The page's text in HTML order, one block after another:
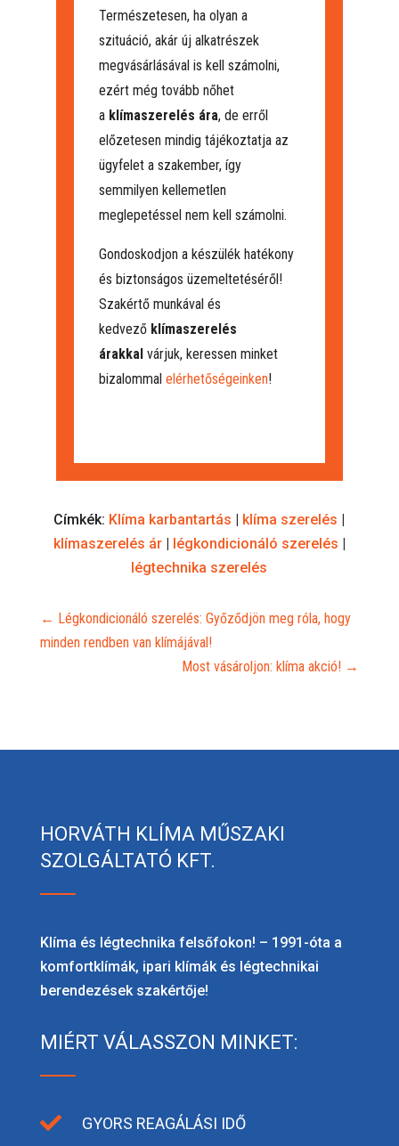
Természetesen, ha olyan a
szituáció, akár új alkatrészek
megvásárlásával is kell számolni,
ezért még tovább nőhet
a klímaszerelés ára, de erről
előzetesen mindig tájékoztatja az
ügyfelet a szakember, így
semmilyen kellemetlen
meglepetéssel nem kell számolni.
Gondoskodjon a készülék hatékony
és biztonságos üzemeltetéséről!
Szakértő munkával és
kedvező klímaszerelés
árakkalvárjuk, keressen minket
bizalommal elérhetőségeinken!
Címkék: Klíma karbantartás | klíma szerelés |
klímaszerelés ár| légkondicionáló szerelés |
légtechnika szerelés
← Légkondicionáló szerelés: Győződjön meg róla, hogy
minden rendben van klímájával!
Most vásároljon: klíma akció! →
HORVÁTH KLÍMA MŰSZAKI
SZOLGÁLTATÓ KFT.
Klíma és légtechnika felsőfokon! – 1991-óta a
komfortklímák, ipari klímák és légtechnikai
berendezések szakértője!
MIÉRT VÁLASSZON MINKET:
 GYORS REAGÁLÁSI IDŐ